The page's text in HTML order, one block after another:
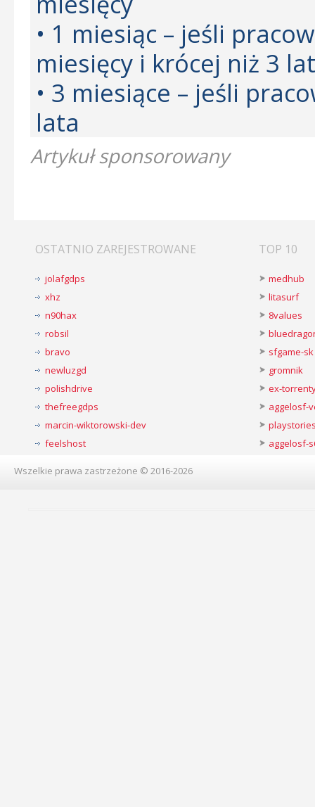
• 1 miesiąc – jeśli
miesięcy i krócej niż 3
• 3 miesiące – jeśli
lata
Artykuł sponsorowany
OSTATNIO ZAREJESTROWANE
jolafgdps
xhz
n90hax
robsil
bravo
newluzgd
polishdrive
thefreegdps
marcin-wiktorowski-dev
feelshost
TOP 10
medhub
litasurf
8values
sfgame-sk
gromnik
ex-
aggelosf-
aggelosf-
Wszelkie prawa zastrzeżone © 2016-2026